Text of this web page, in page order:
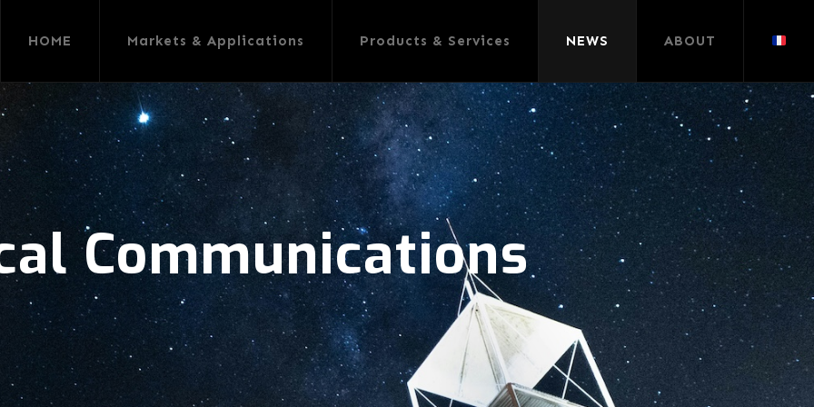
HOME Markets & Applications Products & Services NEWS ABOUT
Communications